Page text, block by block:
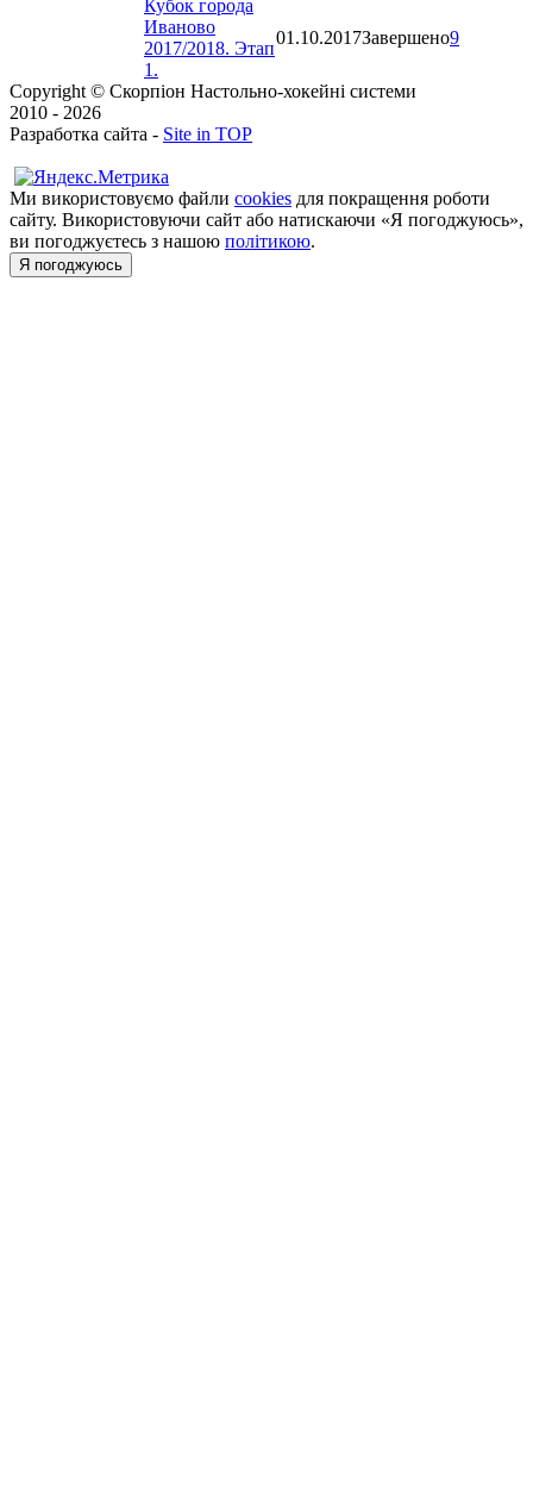
Кубок города
Иваново
2017/2018. Этап
1.
01.10.2017Завершено9
Copyright © Скорпіон Настольно-хокейні системи
2010 - 2026
Разработка сайта - Site in TOP
Ми використовуємо файли cookies для покращення роботи
сайту. Використовуючи сайт або натискаючи «Я погоджуюсь»,
ви погоджуєтесь з нашою політикою.
Я погоджуюсь